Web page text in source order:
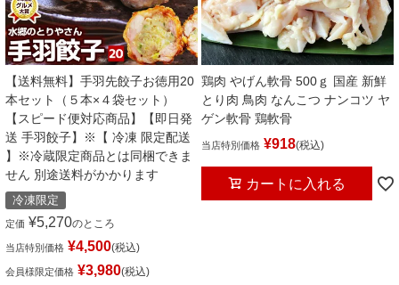
【送料無料】手羽先餃子お徳用20
本セット（５本×４袋セット）
【スピード便対応商品】【即日発
送 手羽餃子】※【 冷凍 限定配送
】※冷蔵限定商品とは同梱できま
せん 別途送料がかかります
冷凍限定
定価 ¥5,270のところ
当店特別価格 ¥4,500 税込
会員様限定価格 ¥3,980 税込
鶏肉 やげん軟骨 500ｇ 国産 新鮮
とり肉 鳥肉 なんこつ ナンコツ ヤ
ゲン軟骨 鶏軟骨
当店特別価格 ¥918 税込
カートに入れる